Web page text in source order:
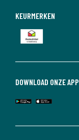
DOWNLOAD ONZE APP
KEURMERKEN